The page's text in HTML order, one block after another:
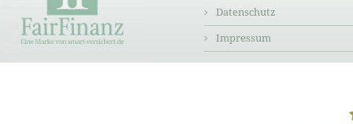
Datenschutz
Impressum